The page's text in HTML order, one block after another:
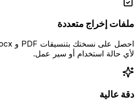
ملفات إخراج متعددة
لأي حالة استخدام أو سير عمل.
دقة عالية